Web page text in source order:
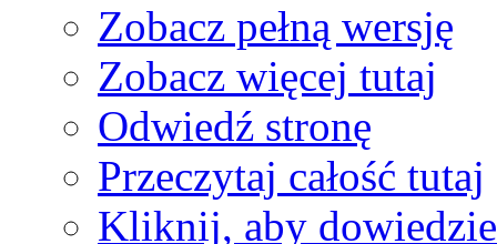
Zobacz pełną wersję
Zobacz więcej tutaj
Odwiedź stronę
Przeczytaj całość tutaj
Kliknij, aby